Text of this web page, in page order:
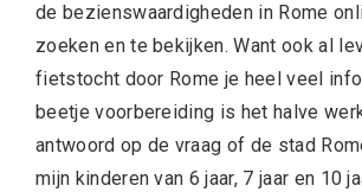
de bezienswaardigheden in Rome
zoeken en te bekijken. Want ook al
fietstocht door Rome je heel veel
beetje voorbereiding is het halve
antwoord op de vraag of de stad
mijn kinderen van 6 jaar, 7 jaar en 10